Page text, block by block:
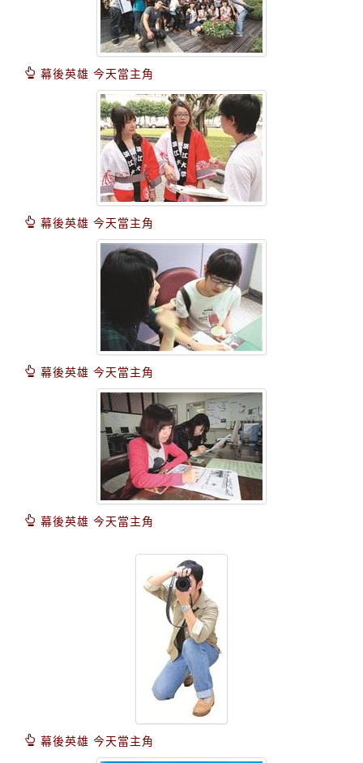
幕後英雄 今天當主角
幕後英雄 今天當主角
幕後英雄 今天當主角
幕後英雄 今天當主角
幕後英雄 今天當主角